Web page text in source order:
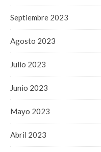
Septiembre 2023
Agosto 2023
Julio 2023
Junio 2023
Mayo 2023
Abril 2023